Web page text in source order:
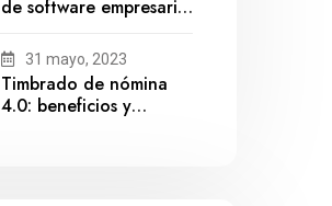
de software empresarial
Gestionix
31 mayo, 2023
Timbrado de nómina
4.0: beneficios y